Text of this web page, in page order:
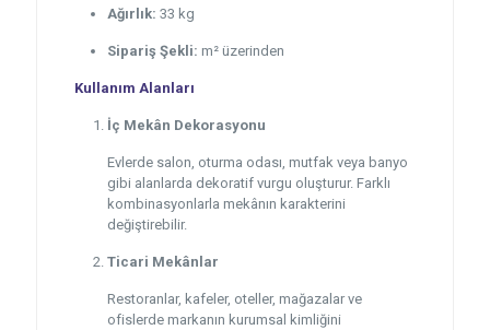
Ağırlık: 33 kg
Sipariş Şekli: m² üzerinden
Kullanım Alanları
İç Mekân Dekorasyonu
Evlerde salon, oturma odası, mutfak veya banyo
gibi alanlarda dekoratif vurgu oluşturur. Farklı
kombinasyonlarla mekânın karakterini
değiştirebilir.
Ticari Mekânlar
Restoranlar, kafeler, oteller, mağazalar ve
ofislerde markanın kurumsal kimliğini